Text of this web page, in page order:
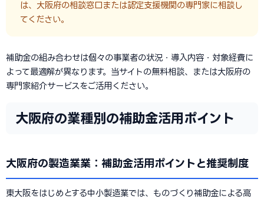
は、大阪府の相談窓口または認定支援機関の専門家に相談し
てください。
補助金の組み合わせは個々の事業者の状況・導入内容・対象経費に
よって最適解が異なります。当サイトの無料相談、または大阪府の
専門家紹介サービスをご活用ください。
大阪府の業種別の補助金活用ポイント
大阪府の製造業業：補助金活用ポイントと推奨制度
東大阪をはじめとする中小製造業では、ものづくり補助金による高